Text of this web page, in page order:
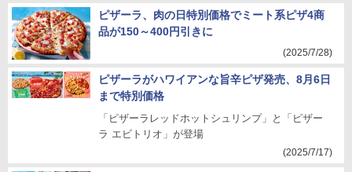
ピザーラ、肉の日特別価格でミート系ピザ4商
品が150～400円引きに
(2025/7/28)
ピザーラがハワイアンな旨辛ピザ発売、8月6日
まで特別価格
「ピザーラレッドホットシュリンプ」と「ピザー
ラ エビトリオ」が登場
(2025/7/17)